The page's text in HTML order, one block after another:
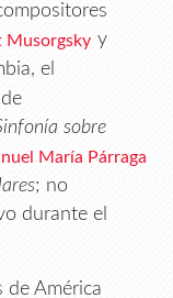
Musorgsky y
el
sobre
María Párraga
; no
durante el
de América